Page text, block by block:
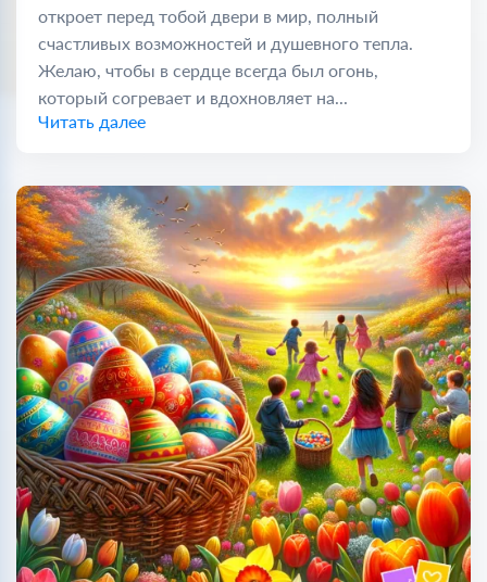
откроет перед тобой двери в мир, полный
счастливых возможностей и душевного тепла.
Желаю, чтобы в сердце всегда был огонь,
который согревает и вдохновляет на...
Читать далее